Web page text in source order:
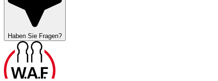
Haben Sie Fragen?